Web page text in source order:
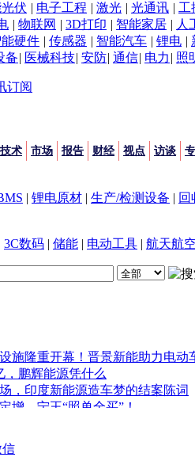
伏 | 电子工程 | 激光 | 光通讯 | 工
| 物联网 | 3D打印 | 智能家居 | 人
硬件 | 传感器 | 智能汽车 | 锂电 |
备| 医械科技| 安防| 通信| 电力 | 照
订阅
技术 市场 报告 财经 视点 访谈
| 锂电原材 | 生产/检测设备 | 回
3C数码 | 储能 | 电动工具 | 航天航
施隆重开幕！晋景新能助力电动
，鹏辉能源凭什么
，印度新能源造车梦的结案陈词
增，宁王“照单全买”！
信